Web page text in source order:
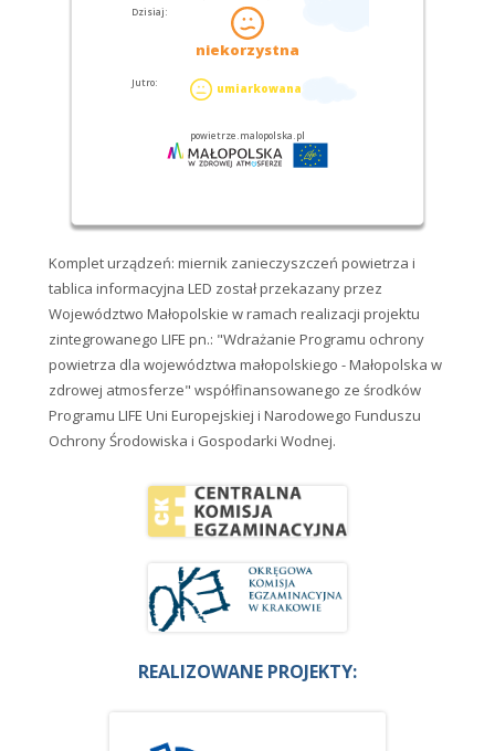
Komplet urządzeń: miernik zanieczyszczeń powietrza i
tablica informacyjna LED został przekazany przez
Województwo Małopolskie w ramach realizacji projektu
zintegrowanego LIFE pn.: "Wdrażanie Programu ochrony
powietrza dla województwa małopolskiego - Małopolska w
zdrowej atmosferze" współfinansowanego ze środków
Programu LIFE Uni Europejskiej i Narodowego Funduszu
Ochrony Środowiska i Gospodarki Wodnej.
REALIZOWANE PROJEKTY: